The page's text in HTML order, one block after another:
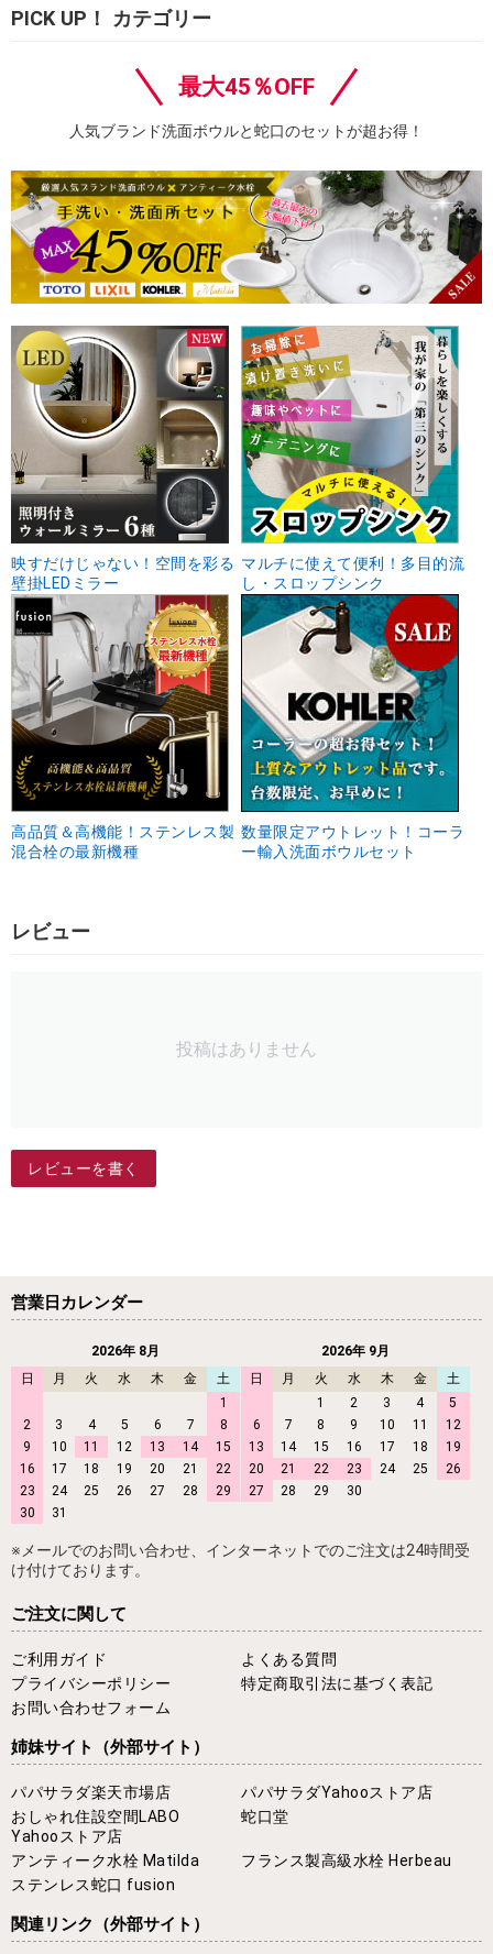
PICK UP！ カテゴリー
最大45％OFF
人気ブランド洗面ボウルと蛇口のセットが超お得！
映すだけじゃない！空間を彩る
壁掛LEDミラー
マルチに使えて便利！多目的流
し・スロップシンク
高品質＆高機能！ステンレス製
混合栓の最新機種
数量限定アウトレット！コーラ
ー輸入洗面ボウルセット
レビュー
投稿はありません
レビューを書く
営業日カレンダー
2026年 8月
日
月 火 水 木 金
土
1
2
3 4 5 6 7
8
9
10 11 12 13 14
15
16
17 18 19 20 21
22
23
24 25 26 27 28
29
30
31
2026年 9月
日
月 火 水 木 金
土
1
2 3 4
5
6
7 8 9 10 11
12
13
14 15 16 17 18
19
20
21 22 23 24 25
26
27
28 29 30
※メールでのお問い合わせ、インターネットでのご注文は24時間受
け付けております。
ご注文に関して
ご利用ガイド
よくある質問
プライバシーポリシー
特定商取引法に基づく表記
お問い合わせフォーム
姉妹サイト （外部サイト）
パパサラダ楽天市場店
パパサラダYahooストア店
おしゃれ住設空間LABO
Yahooストア店
蛇口堂
アンティーク水栓 Matilda
フランス製高級水栓 Herbeau
ステンレス蛇口 fusion
関連リンク （外部サイト）